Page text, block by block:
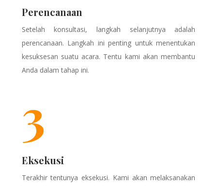
Perencanaan
Setelah konsultasi, langkah selanjutnya adalah
perencanaan. Langkah ini penting untuk menentukan
kesuksesan suatu acara. Tentu kami akan membantu
Anda dalam tahap ini.
3
Eksekusi
Terakhir tentunya eksekusi. Kami akan melaksanakan